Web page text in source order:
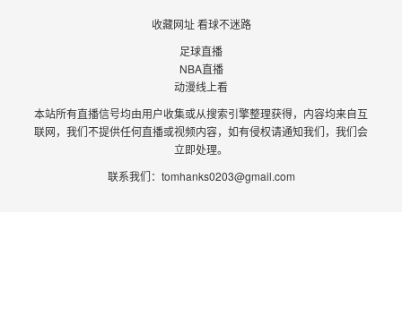
收藏网址 看球不迷路
足球直播
NBA直播
动漫线上看
本站所有直播信号均由用户收集或从搜索引擎整理获得，内容均来自互
联网，我们不提供任何直播或视频内容，如有侵权请通知我们，我们会
立即处理。
联系我们： tomhanks0203@gmail.com